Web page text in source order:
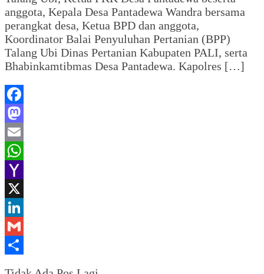
anggota, Kepala Desa Pantadewa Wandra bersama
perangkat desa, Ketua BPD dan anggota,
Koordinator Balai Penyuluhan Pertanian (BPP)
Talang Ubi Dinas Pertanian Kabupaten PALI, serta
Bhabinkamtibmas Desa Pantadewa. Kapolres […]
Facebook
Mastodon
Email
WhatsApp
Yahoo
Mail
X
LinkedIn
Gmail